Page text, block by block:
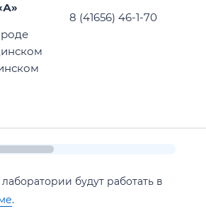
8 (41656) 46-1-70
будут работать в
.